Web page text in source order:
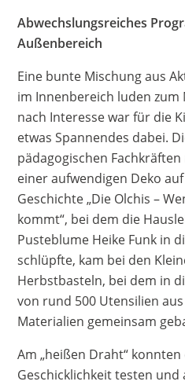
Abwechslungsreiches
Außenbereich
Eine bunte Mischung aus
im Innenbereich luden
nach Interesse war für die
etwas Spannendes dabei.
pädagogischen
einer aufwendigen Deko
Geschichte „Die Olchis –
kommt“, bei dem die
Pusteblume Heike Funk in
schlüpfte, kam bei den
Herbstbasteln, bei dem in
von rund 500 Utensilien
Materialien gemeinsam
Am „heißen Draht“
Geschicklichkeit testen